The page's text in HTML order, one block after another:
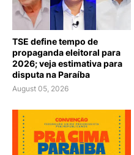
TSE define tempo de
propaganda eleitoral para
2026; veja estimativa para
disputa na Paraíba
August 05, 2026